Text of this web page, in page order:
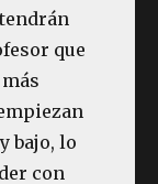
que
bajo, lo
con